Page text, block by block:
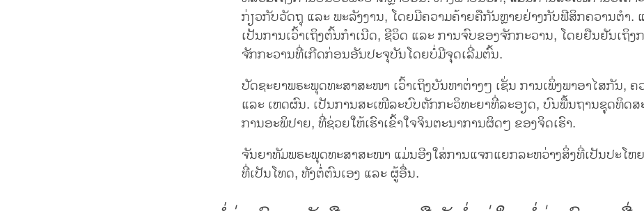
ກ່ຽວກັບວັດຖຸ ແລະ ພະລັງງານ, ໂດຍມີຄວາມຄ້າຍຄືກັນຫຼາຍຢ່າງກັບຟີສິກຄວານຕຳ.
ເປັນການເວົ້າເຖິງຕົ້ນກຳເນີດ, ຊີວິດ ແລະ ການຈົບຂອງຈັກກະວານ, ໂດຍຢືນຢັນເຖິງ
ຈັກກະວານທີ່ເກີດກ່ອນອັນປະຈຸບັນໂດຍບໍ່ມີຈຸດເລີ່ມຕົ້ນ.
ປັດຊະຍາພຣະພຸດທະສາສະໜາ ເວົ້າເຖິງບັນຫາຕ່າງໆ ເຊັ່ນ ການເພິ່ງພາອາໄສກັນ, ຄ
ແລະ ເຫດຜົນ. ເປັນການສະເໜີລະບົບຕັກກະວິທະຍາທີ່ລະອຽດ, ບົນພື້ນຖານຊຸດທິດສ
ການອະພິປາຍ, ທີ່ຊ່ວຍໃຫ້ເຮົາເຂົ້າໃຈຈິນຕະນາການຜິດໆ ຂອງຈິດເຮົາ.
ຈັນຍາທັມພຣະພຸດທະສາສະໜາ ແມ່ນອີງໃສ່ການແຈກແຍກລະຫວ່າງສິ່ງທີ່ເປັນປະໂຫ
ທີ່ເປັນໂທດ, ທັງຕໍ່ຕົນເອງ ແລະ ຜູ້ອື່ນ.